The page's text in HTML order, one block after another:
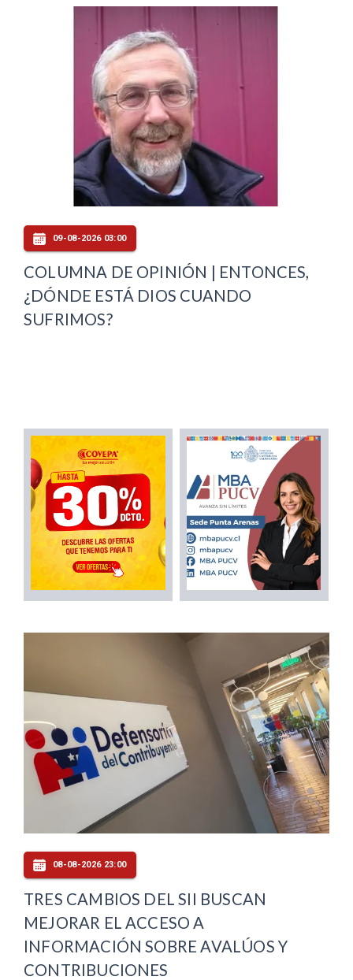
09-08-2026 03:00
COLUMNA DE OPINIÓN | ENTONCES,
¿DÓNDE ESTÁ DIOS CUANDO
SUFRIMOS?
08-08-2026 23:00
TRES CAMBIOS DEL SII BUSCAN
MEJORAR EL ACCESO A
INFORMACIÓN SOBRE AVALÚOS Y
CONTRIBUCIONES